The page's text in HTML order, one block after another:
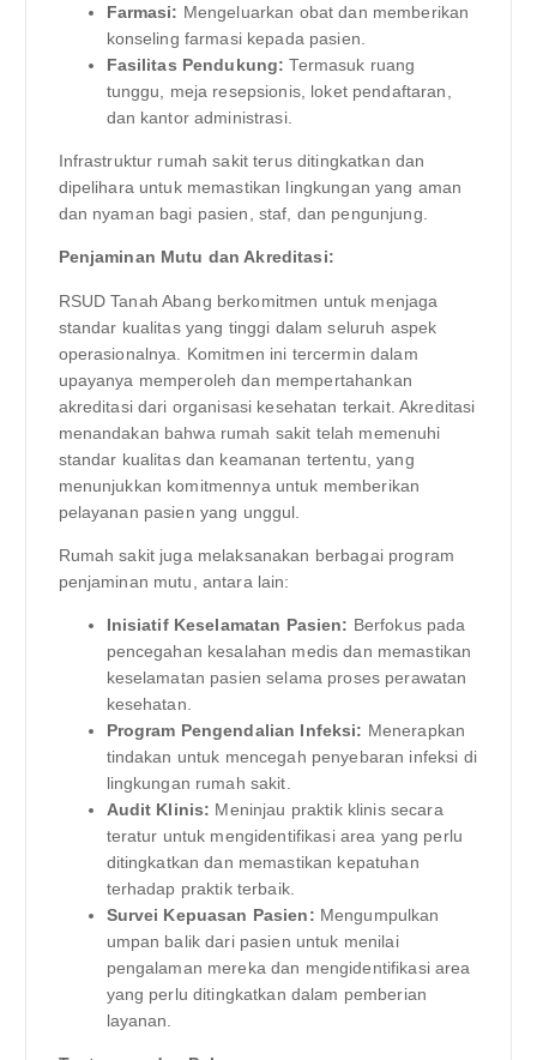
Farmasi: Mengeluarkan obat dan memberikan
konseling farmasi kepada pasien.
Fasilitas Pendukung: Termasuk ruang
tunggu, meja resepsionis, loket pendaftaran,
dan kantor administrasi.
Infrastruktur rumah sakit terus ditingkatkan dan
dipelihara untuk memastikan lingkungan yang aman
dan nyaman bagi pasien, staf, dan pengunjung.
Penjaminan Mutu dan Akreditasi:
RSUD Tanah Abang berkomitmen untuk menjaga
standar kualitas yang tinggi dalam seluruh aspek
operasionalnya. Komitmen ini tercermin dalam
upayanya memperoleh dan mempertahankan
akreditasi dari organisasi kesehatan terkait. Akreditasi
menandakan bahwa rumah sakit telah memenuhi
standar kualitas dan keamanan tertentu, yang
menunjukkan komitmennya untuk memberikan
pelayanan pasien yang unggul.
Rumah sakit juga melaksanakan berbagai program
penjaminan mutu, antara lain:
Inisiatif Keselamatan Pasien: Berfokus pada
pencegahan kesalahan medis dan memastikan
keselamatan pasien selama proses perawatan
kesehatan.
Program Pengendalian Infeksi: Menerapkan
tindakan untuk mencegah penyebaran infeksi di
lingkungan rumah sakit.
Audit Klinis: Meninjau praktik klinis secara
teratur untuk mengidentifikasi area yang perlu
ditingkatkan dan memastikan kepatuhan
terhadap praktik terbaik.
Survei Kepuasan Pasien: Mengumpulkan
umpan balik dari pasien untuk menilai
pengalaman mereka dan mengidentifikasi area
yang perlu ditingkatkan dalam pemberian
layanan.